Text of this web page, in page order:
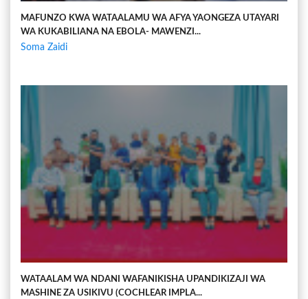
MAFUNZO KWA WATAALAMU WA AFYA YAONGEZA UTAYARI
WA KUKABILIANA NA EBOLA- MAWENZI...
Soma Zaidi
WATAALAM WA NDANI WAFANIKISHA UPANDIKIZAJI WA
MASHINE ZA USIKIVU (COCHLEAR IMPLA...